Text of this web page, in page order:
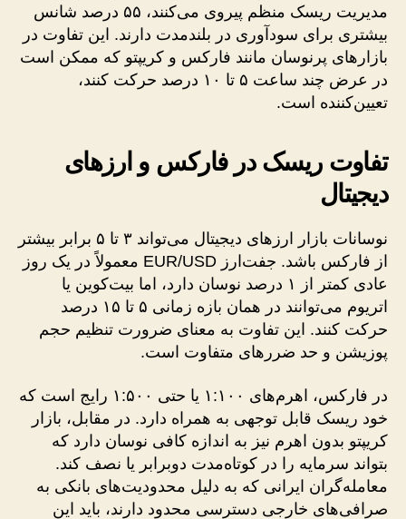
مدیریت ریسک منظم پیروی می‌کنند، ۵۵ درصد شانس
بیشتری برای سودآوری در بلندمدت دارند. این تفاوت در
بازارهای پرنوسان مانند فارکس و کریپتو که ممکن است
در عرض چند ساعت ۵ تا ۱۰ درصد حرکت کنند،
تعیین‌کننده است.
تفاوت ریسک در فارکس و ارزهای
دیجیتال
نوسانات بازار ارزهای دیجیتال می‌تواند ۳ تا ۵ برابر بیشتر
از فارکس باشد. جفت‌ارز EUR/USD معمولاً در یک روز
عادی کمتر از ۱ درصد نوسان دارد، اما بیت‌کوین یا
اتریوم می‌توانند در همان بازه زمانی ۵ تا ۱۵ درصد
حرکت کنند. این تفاوت به معنای ضرورت تنظیم حجم
پوزیشن و حد ضررهای متفاوت است.
در فارکس، اهرم‌های ۱:۱۰۰ یا حتی ۱:۵۰۰ رایج است که
خود ریسک قابل توجهی به همراه دارد. در مقابل، بازار
کریپتو بدون اهرم نیز به اندازه کافی نوسان دارد که
بتواند سرمایه را در کوتاه‌مدت دوبرابر یا نصف کند.
معامله‌گران ایرانی که به دلیل محدودیت‌های بانکی به
صرافی‌های خارجی دسترسی محدود دارند، باید این